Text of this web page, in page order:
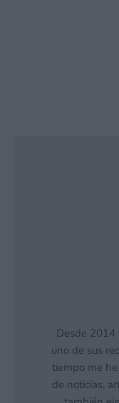
Desde 2014
uno de sus
tiempo me
de noticias,